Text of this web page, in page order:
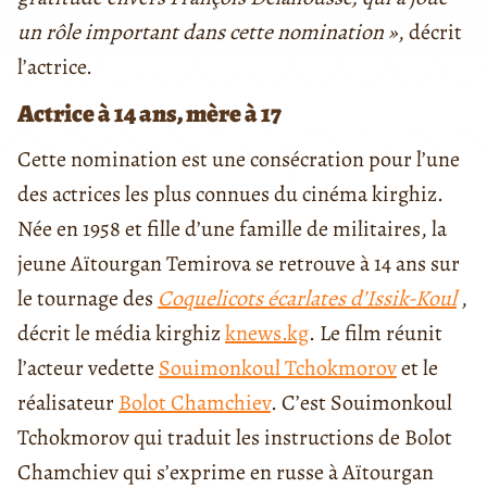
un rôle important dans cette nomination », décrit
l’actrice.
Actrice à 14 ans, mère à 17
Cette nomination est une consécration pour l’une
des actrices les plus connues du cinéma kirghiz.
Née en 1958 et fille d’une famille de militaires, la
jeune Aïtourgan Temirova se retrouve à 14 ans sur
le tournage des Coquelicots écarlates d’Issik-Koul ,
décrit le média kirghizknews.kg. Le film réunit
l’acteur vedette Souimonkoul Tchokmorovet le
réalisateurBolot Chamchiev. C’est Souimonkoul
Tchokmorov qui traduit les instructions de Bolot
Chamchiev qui s’exprime en russe à Aïtourgan